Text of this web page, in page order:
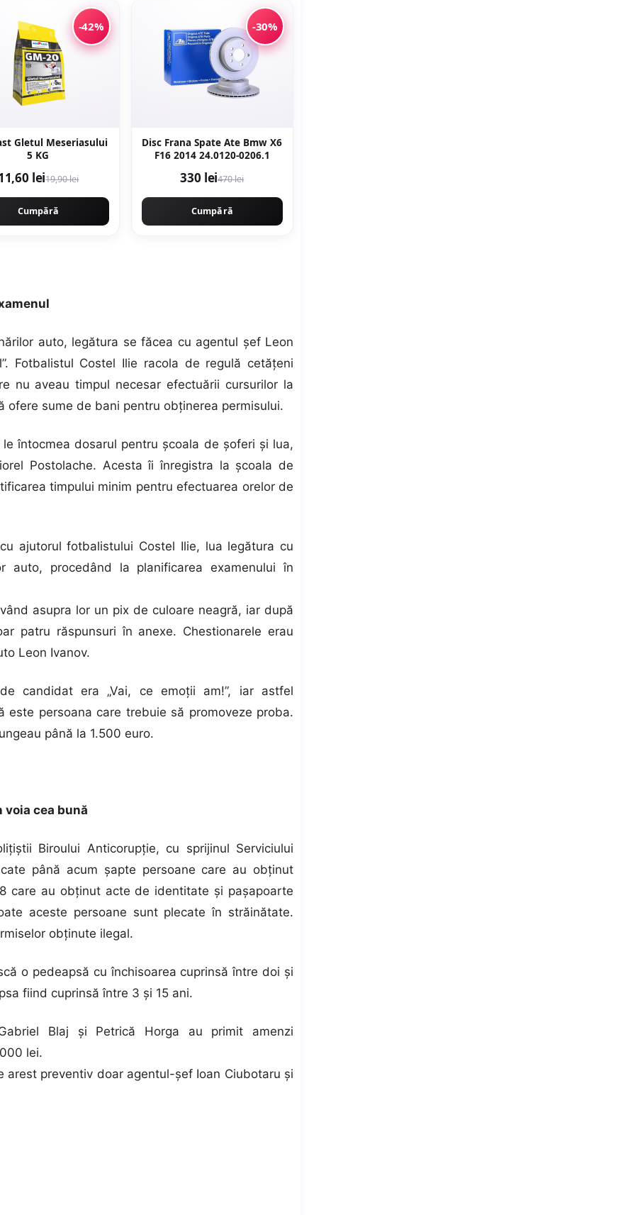
-42%
Gletul Meseriasului
5 KG
lei19,90 lei
Cumpără
-30%
Disc Frana Spate Ate Bmw X6
F16 2014 24.0120-0206.1
330 lei470 lei
Cumpără
auto, legătura se făcea cu agentul şef Leon
Fotbalistul Costel Ilie racola de regulă cetăţeni
nu aveau timpul necesar efectuării cursurilor la
ofere sume de bani pentru obţinerea permisului.
întocmea dosarul pentru şcoala de şoferi şi lua,
Postolache. Acesta îi înregistra la şcoala de
timpului minim pentru efectuarea orelor de
ajutorul fotbalistului Costel Ilie, lua legătura cu
auto, procedând la planificarea examenului în
asupra lor un pix de culoare neagră, iar după
patru răspunsuri în anexe. Chestionarele erau
Leon Ivanov.
candidat era „Vai, ce emoţii am!”, iar astfel
este persoana care trebuie să promoveze proba.
până la 1.500 euro.
voia cea bună
Biroului Anticorupţie, cu sprijinul Serviciului
până acum şapte persoane care au obţinut
care au obţinut acte de identitate şi paşapoarte
aceste persoane sunt plecate în străinătate.
obţinute ilegal.
o pedeapsă cu închisoarea cuprinsă între doi şi
fiind cuprinsă între 3 şi 15 ani.
Blaj şi Petrică Horga au primit amenzi
lei.
preventiv doar agentul-şef Ioan Ciubotaru şi